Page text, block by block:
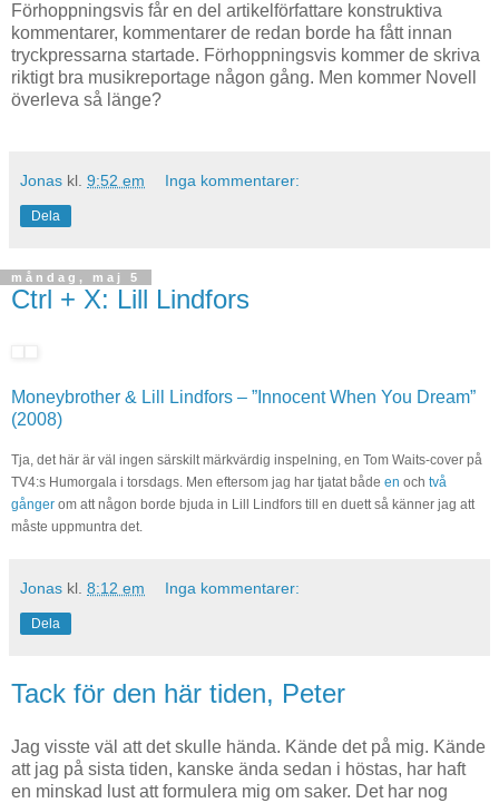
Förhoppningsvis får en del artikelförfattare konstruktiva
kommentarer, kommentarer de redan borde ha fått innan
tryckpressarna startade. Förhoppningsvis kommer de skriva
riktigt bra musikreportage någon gång. Men kommer Novell
överleva så länge?
Jonas kl. 9:52 em Inga kommentarer:
Dela
måndag, maj 5
Ctrl + X: Lill Lindfors
Moneybrother & Lill Lindfors – ”Innocent When You Dream”
(2008)
Tja, det här är väl ingen särskilt märkvärdig inspelning, en Tom Waits-cover på
TV4:s Humorgala i torsdags. Men eftersom jag har tjatat både en och två
gånger om att någon borde bjuda in Lill Lindfors till en duett så känner jag att
måste uppmuntra det.
Jonas kl. 8:12 em Inga kommentarer:
Dela
Tack för den här tiden, Peter
Jag visste väl att det skulle hända. Kände det på mig. Kände
att jag på sista tiden, kanske ända sedan i höstas, har haft
en minskad lust att formulera mig om saker. Det har nog